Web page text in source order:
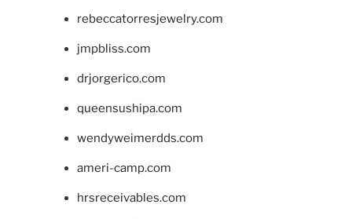
rebeccatorresjewelry.com
jmpbliss.com
drjorgerico.com
queensushipa.com
wendyweimerdds.com
ameri-camp.com
hrsreceivables.com